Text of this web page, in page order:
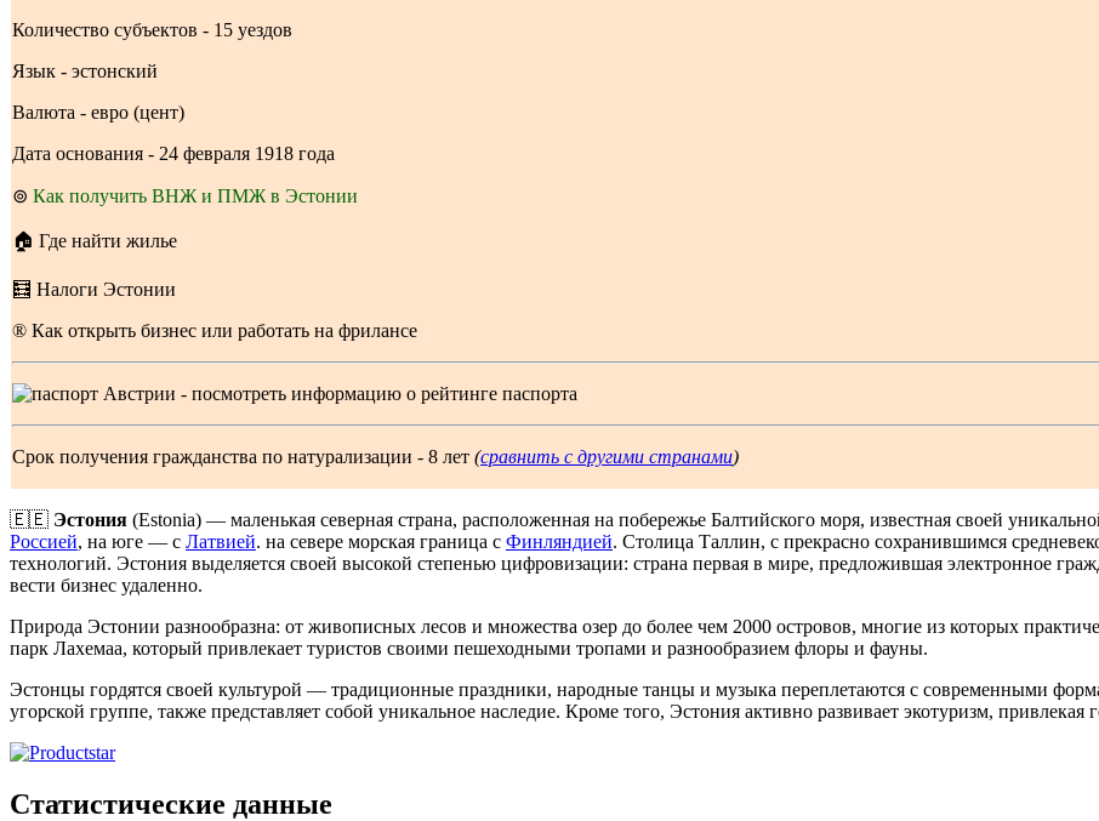
Количество субъектов - 15 уездов
Язык - эстонский
Валюта - евро (цент)
Дата основания - 24 февраля 1918 года
⊚ Как получить ВНЖ и ПМЖ в Эстонии
🏠 Где найти жилье
🧮 Налоги Эстонии
® Как открыть бизнес или работать на фрилансе
- посмотреть информацию о рейтинге паспорта
Срок получения гражданства по натурализации - 8 лет (сравнить с другими странами)
🇪🇪 Эстония (Estonia) — маленькая северная страна, расположенная на побережье Балтийского моря, известная своей
Россией, на юге — с Латвией. на севере морская граница с Финляндией. Столица Таллин, с прекрасно сохранившимся
технологий. Эстония выделяется своей высокой степенью цифровизации: страна первая в мире, предложившая электронное
вести бизнес удаленно.
Природа Эстонии разнообразна: от живописных лесов и множества озер до более чем 2000 островов, многие из которых
парк Лахемаа, который привлекает туристов своими пешеходными тропами и разнообразием флоры и фауны.
Эстонцы гордятся своей культурой — традиционные праздники, народные танцы и музыка переплетаются с современными
угорской группе, также представляет собой уникальное наследие. Кроме того, Эстония активно развивает экотуризм,
Статистические данные